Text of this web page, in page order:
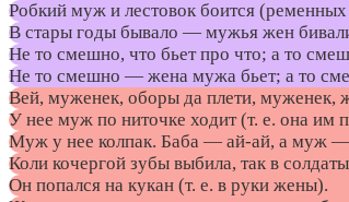
Робкий муж и лестовок боится (ременных
В стары годы бывало — мужья жен
Не то смешно, что бьет про что; а то
Не то смешно — жена мужа бьет; а то
Вей, муженек, оборы да плети, муженек,
У нее муж по ниточке ходит (т. е. она им
Муж у нее колпак. Баба — ай-ай, а муж —
Коли кочергой зубы выбила, так в
Он попался на кукан (т. е. в руки жены).